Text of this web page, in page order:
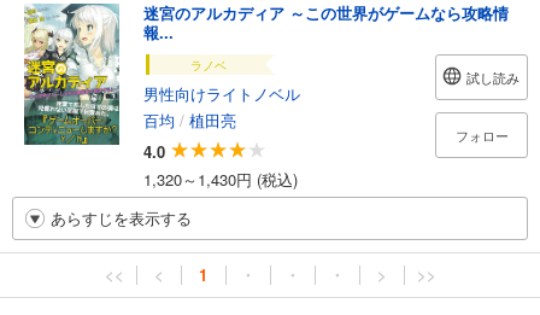
迷宮のアルカディア ～この世界がゲームなら攻略情
報...
ラノベ
男性向けライトノベル
百均 / 植田亮
4.0
1,320～1,430円 (税込)
試し読み
フォロー
あらすじを表示する
<< < 1 ・ ・ ・ > >>